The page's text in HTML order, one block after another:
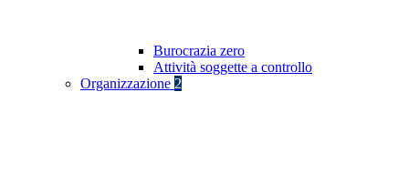
Burocrazia zero
Attività soggette a controllo
Organizzazione 2